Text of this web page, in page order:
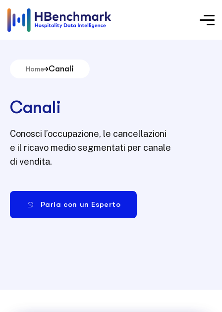
Home Canali
Canali
Conosci l’occupazione, le cancellazioni
e il ricavo medio segmentati per canale
di vendita.
Parla con un Esperto